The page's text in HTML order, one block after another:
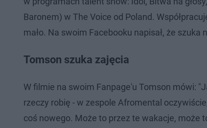
Baronem) w The Voice od Poland.
mało. Na swoim Facebooku napisał, że szuka
Tomson szuka zajęcia
W filmie na swoim Fanpage'u Tomson mówi:
rzeczy robię - w zespole Afromental
coś nowego. Może to przez te wakacje, może